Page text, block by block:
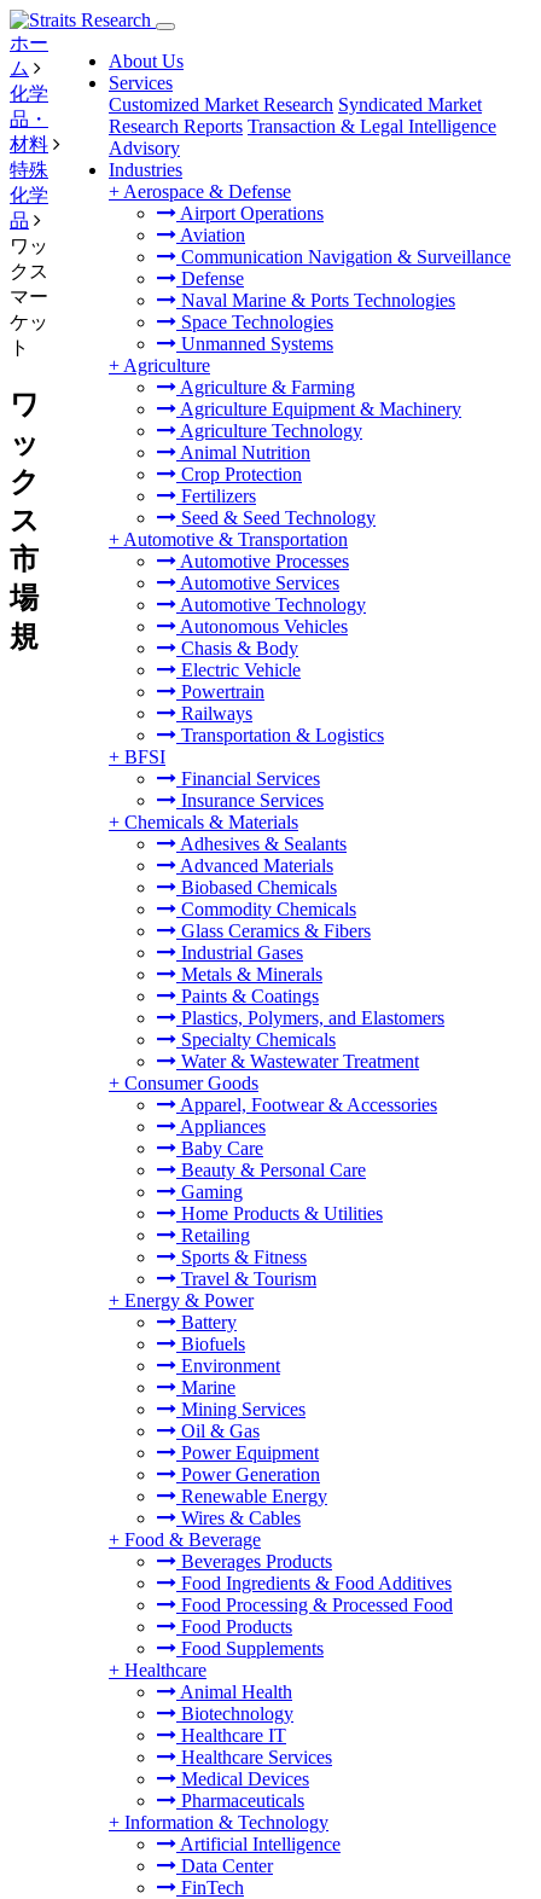
About Us
Services
Customized Market Research Syndicated Market
Research Reports Transaction & Legal Intelligence
Advisory
Industries
+ Aerospace & Defense
Airport Operations
Aviation
Communication Navigation & Surveillance
Defense
Naval Marine & Ports Technologies
Space Technologies
Unmanned Systems
+ Agriculture
Agriculture & Farming
Agriculture Equipment & Machinery
Agriculture Technology
Animal Nutrition
Crop Protection
Fertilizers
Seed & Seed Technology
+ Automotive & Transportation
Automotive Processes
Automotive Services
Automotive Technology
Autonomous Vehicles
Chasis & Body
Electric Vehicle
Powertrain
Railways
Transportation & Logistics
+ BFSI
Financial Services
Insurance Services
+ Chemicals & Materials
Adhesives & Sealants
Advanced Materials
Biobased Chemicals
Commodity Chemicals
Glass Ceramics & Fibers
Industrial Gases
Metals & Minerals
Paints & Coatings
Plastics, Polymers, and Elastomers
Specialty Chemicals
Water & Wastewater Treatment
+ Consumer Goods
Apparel, Footwear & Accessories
Appliances
Baby Care
Beauty & Personal Care
Gaming
Home Products & Utilities
Retailing
Sports & Fitness
Travel & Tourism
+ Energy & Power
Battery
Biofuels
Environment
Marine
Mining Services
Oil & Gas
Power Equipment
Power Generation
Renewable Energy
Wires & Cables
+ Food & Beverage
Beverages Products
Food Ingredients & Food Additives
Food Processing & Processed Food
Food Products
Food Supplements
+ Healthcare
Animal Health
Biotechnology
Healthcare IT
Healthcare Services
Medical Devices
Pharmaceuticals
+ Information & Technology
Artificial Intelligence
Data Center
FinTech
ホー
ム
化学
品・
材料
特殊
化学
品
ワッ
クス
マー
ケッ
ト
ワ
ッ
ク
ス
市
場
規